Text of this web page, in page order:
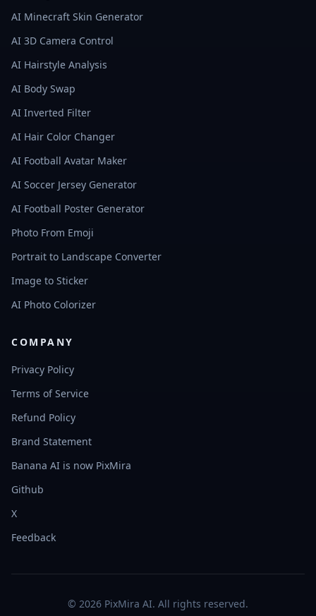
AI Minecraft Skin Generator
AI 3D Camera Control
AI Hairstyle Analysis
AI Body Swap
AI Inverted Filter
AI Hair Color Changer
AI Football Avatar Maker
AI Soccer Jersey Generator
AI Football Poster Generator
Photo From Emoji
Portrait to Landscape Converter
Image to Sticker
AI Photo Colorizer
COMPANY
Privacy Policy
Terms of Service
Refund Policy
Brand Statement
Banana AI is now PixMira
Github
X
Feedback
© 2026 PixMira AI. All rights reserved.